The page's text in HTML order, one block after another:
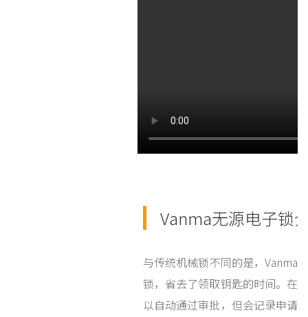
Vanma无源电子锁
与传统机械锁不同的是，Vanma
锁，省去了领取钥匙的时间。在
以自动通过审批，但会记录申